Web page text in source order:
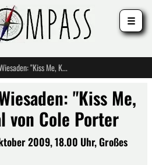
Staatstheater Wiesaden: "Kiss Me, Kate" - Musical von Cole Porter
"Kiss Me,
von Cole Porter
2009, 18.00 Uhr, Großes
☰